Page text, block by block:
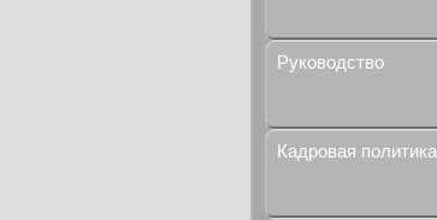
Руководство
Кадровая политика